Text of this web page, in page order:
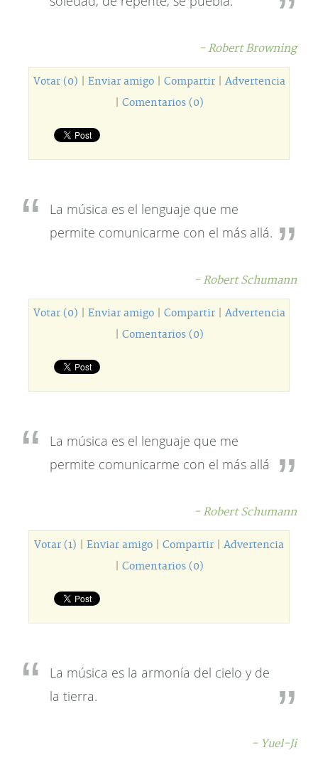
- Robert Browning
Votar (0) Enviar amigo| Compartir| Advertencia
Comentarios (0)
La música es el lenguaje que me
permite comunicarme con el más allá.
- Robert Schumann
Votar (0) Enviar amigo| Compartir| Advertencia
Comentarios (0)
La música es el lenguaje que me
permite comunicarme con el más allá
- Robert Schumann
Votar (1) Enviar amigo Compartir
Advertencia
Comentarios (0)
La música es la armonía del cielo y de
la tierra.
- Yuel-Ji